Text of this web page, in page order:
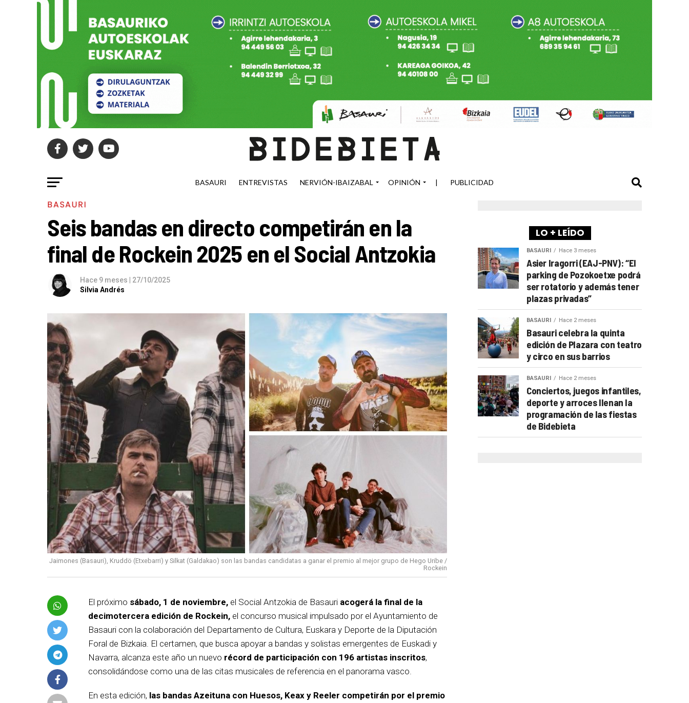
BASAURI ENTREVISTAS NERVIÓN-IBAIZABAL OPINIÓN | PUBLICIDAD
BASAURI
Seis bandas en directo competirán en la
final de Rockein 2025 en el Social Antzokia
Hace 9 meses | 27/10/2025
Silvia Andrés
Jaimones (Basauri), Kruddö (Etxebarri) y Silkat (Galdakao) son las bandas candidatas a ganar el premio al mejor grupo de Hego Uribe /
Rockein
El próximo sábado, 1 de noviembre, el Social Antzokia de Basauri acogerá la final de la
decimotercera edición de Rockein, el concurso musical impulsado por el Ayuntamiento de
Basauri con la colaboración del Departamento de Cultura, Euskara y Deporte de la Diputación
Foral de Bizkaia. El certamen, que busca apoyar a bandas y solistas emergentes de Euskadi y
Navarra, alcanza este año un nuevo récord de participación con 196 artistas inscritos,
consolidándose como una de las citas musicales de referencia en el panorama vasco.
En esta edición, las bandas Azeituna con Huesos, Keax y Reeler competirán por el premio
LO + LEÍDO
BASAURI Hace 3 meses
Asier Iragorri (EAJ-PNV): “El
parking de Pozokoetxe podrá
ser rotatorio y además tener
plazas privadas”
BASAURI Hace 2 meses
Basauri celebra la quinta
edición de Plazara con teatro
y circo en sus barrios
BASAURI Hace 2 meses
Conciertos, juegos infantiles,
deporte y arroces llenan la
programación de las fiestas
de Bidebieta